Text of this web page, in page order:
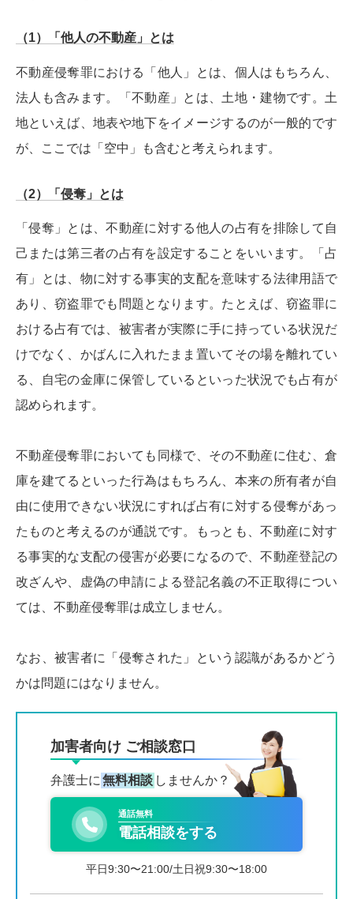
（1）「他人の不動産」とは
不動産侵奪罪における「他人」とは、個人はもちろん、
法人も含みます。「不動産」とは、土地・建物です。土
地といえば、地表や地下をイメージするのが一般的です
が、ここでは「空中」も含むと考えられます。
（2）「侵奪」とは
「侵奪」とは、不動産に対する他人の占有を排除して自
己または第三者の占有を設定することをいいます。「占
有」とは、物に対する事実的支配を意味する法律用語で
あり、窃盗罪でも問題となります。たとえば、窃盗罪に
おける占有では、被害者が実際に手に持っている状況だ
けでなく、かばんに入れたまま置いてその場を離れてい
る、自宅の金庫に保管しているといった状況でも占有が
認められます。
不動産侵奪罪においても同様で、その不動産に住む、倉
庫を建てるといった行為はもちろん、本来の所有者が自
由に使用できない状況にすれば占有に対する侵奪があっ
たものと考えるのが通説です。もっとも、不動産に対す
る事実的な支配の侵害が必要になるので、不動産登記の
改ざんや、虚偽の申請による登記名義の不正取得につい
ては、不動産侵奪罪は成立しません。
なお、被害者に「侵奪された」という認識があるかどう
かは問題にはなりません。
加害者向け ご相談窓口
弁護士に 無料相談 しませんか？
通話無料
電話相談をする
平日9:30〜21:00/土日祝9:30〜18:00